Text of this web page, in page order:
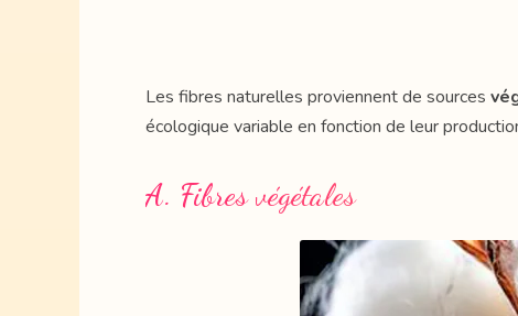
Les fibres naturelles proviennent de sources
écologique variable en fonction de leur
A. Fibres végétales